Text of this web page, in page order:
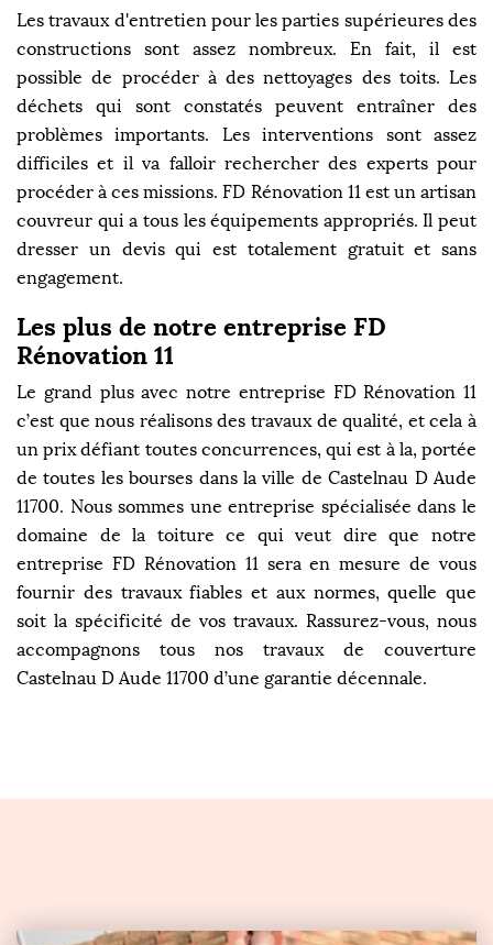
Les travaux d'entretien pour les parties supérieures des
constructions sont assez nombreux. En fait, il est
possible de procéder à des nettoyages des toits. Les
déchets qui sont constatés peuvent entraîner des
problèmes importants. Les interventions sont assez
difficiles et il va falloir rechercher des experts pour
procéder à ces missions. FD Rénovation 11 est un artisan
couvreur qui a tous les équipements appropriés. Il peut
dresser un devis qui est totalement gratuit et sans
engagement.
Les plus de notre entreprise FD
Rénovation 11
Le grand plus avec notre entreprise FD Rénovation 11
c’est que nous réalisons des travaux de qualité, et cela à
un prix défiant toutes concurrences, qui est à la, portée
de toutes les bourses dans la ville de Castelnau D Aude
11700. Nous sommes une entreprise spécialisée dans le
domaine de la toiture ce qui veut dire que notre
entreprise FD Rénovation 11 sera en mesure de vous
fournir des travaux fiables et aux normes, quelle que
soit la spécificité de vos travaux. Rassurez-vous, nous
accompagnons tous nos travaux de couverture
Castelnau D Aude 11700 d’une garantie décennale.